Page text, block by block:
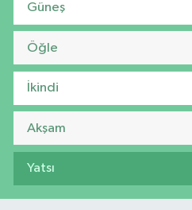
Güneş
Öğle
İkindi
Akşam
Yatsı